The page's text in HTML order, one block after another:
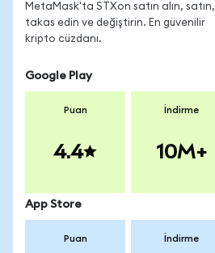
MetaMask'ta STXon satın alın, satın,
takas edin ve değiştirin. En güvenilir
kripto cüzdanı.
Google Play
Puan
4.4
İndirme
10M+
App Store
Puan İndirme